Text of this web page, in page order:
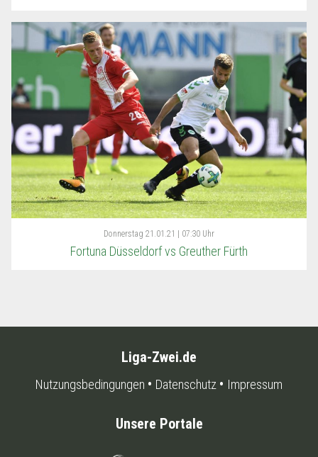
Donnerstag 21.01.21 | 07:30 Uhr
Fortuna Düsseldorf vs Greuther Fürth
Liga-Zwei.de
Nutzungsbedingungen Datenschutz Impressum
Unsere Portale